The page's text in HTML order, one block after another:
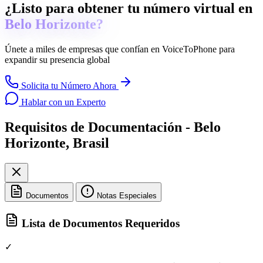
¿Listo para obtener tu número virtual en
Belo Horizonte?
Únete a miles de empresas que confían en VoiceToPhone para
expandir su presencia global
Solicita tu Número Ahora
Hablar con un Experto
Requisitos de Documentación - Belo
Horizonte, Brasil
Documentos Notas Especiales
Lista de Documentos Requeridos
✓